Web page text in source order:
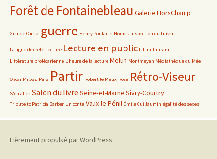
Forêt de Fontainebleau Galerie HorsChamp
Grande Ourse guerre Henry Poulaille Homes Inspection du travail
La ligne de crête Lecture Lecture en public Lilian Thuram
Littérature prolétarienne L’heure de la lecture Melun Montmeyan Médiathéque du Mée
Oscar Milosz Pars Partir Robert le Pieux Rose Rétro-Viseur
S'en aller Salon du livre Seine-et-Marne Sivry-Courtry
Tribute to Patricia Barber Un conte Vaux-le-Pénil Émile Guillaumin égalité des sexes
Fièrement propulsé par WordPress